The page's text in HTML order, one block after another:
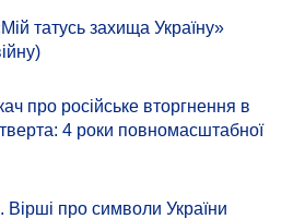
татусь захища Україну»
про російське вторгнення в
4 роки повномасштабної
про символи України